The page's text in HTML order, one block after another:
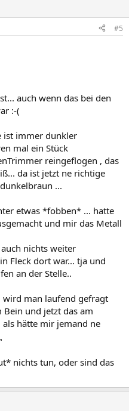
#5
auch wenn das bei den
:-(
ist immer dunkler
mal ein Stück
reingeflogen , das
da ist jetzt ne richtige
...
etwas *fobben* ... hatte
und mir das Metall
nichts weiter
Fleck dort war... tja und
an der Stelle..
wird man laufend gefragt
Bein und jetzt das am
hätte mir jemand ne
nichts tun, oder sind das